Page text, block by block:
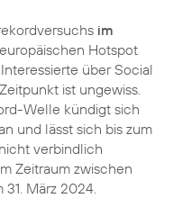
im
Hotspot
über Social
ist ungewiss.
Welle kündigt sich
und lässt sich bis zum
nicht verbindlich
Zeitraum zwischen
März 2024.